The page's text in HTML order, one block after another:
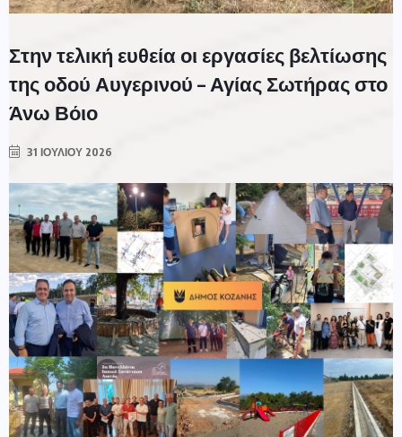
Στην τελική ευθεία οι εργασίες βελτίωσης
της οδού Αυγερινού – Αγίας Σωτήρας στο
Άνω Βόιο
31 ΙΟΥΛΊΟΥ 2026